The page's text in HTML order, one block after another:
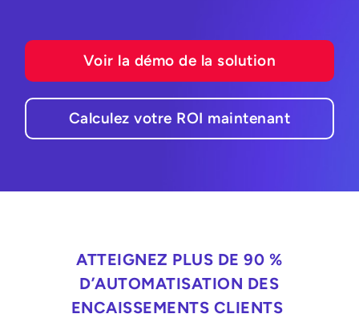
Voir la démo de la solution
Calculez votre ROI maintenant
ATTEIGNEZ PLUS DE 90 %
D’AUTOMATISATION DES
ENCAISSEMENTS CLIENTS